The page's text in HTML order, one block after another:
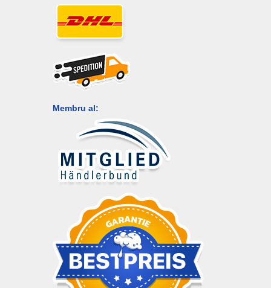
Membru al: